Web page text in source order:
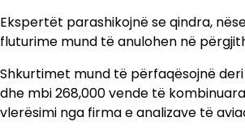
Ekspertët parashikojnë se qindra,
fluturime mund të anulohen në
Shkurtimet mund të përfaqësojnë deri
dhe mbi 268,000 vende të
vlerësimi nga firma e analizave të